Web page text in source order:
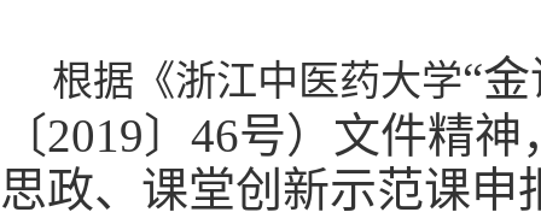
根据《浙江中医药大学“
〔2019〕46号）文件精
思政、课堂创新示范课